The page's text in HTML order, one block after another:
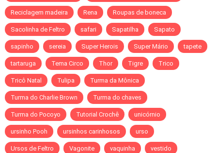
Reciclagem madeira Rena Roupas de boneca
Sacolinha de Feltro safari Sapatilha Sapato
sapinho sereia Super Herois Super Mário tapete
tartaruga Tema Circo Thor Tigre Trico
Tricô Natal Tulipa Turma da Mônica
Turma do Charlie Brown Turma do chaves
Turma do Pocoyo Tutorial Crochê unicórnio
ursinho Pooh ursinhos carinhosos urso
Ursos de Feltro Vagonite vaquinha vestido